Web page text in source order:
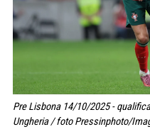
Pre Lisbona 14/10/2025 -
Ungheria / foto Pressinphoto/